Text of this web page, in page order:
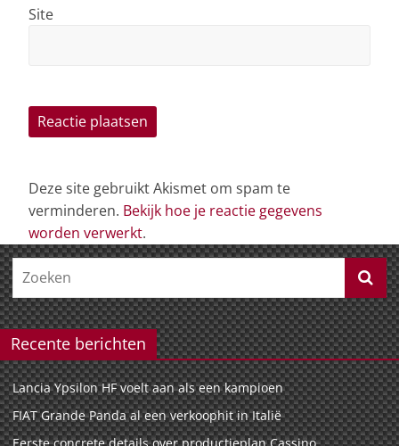
Site
Deze site gebruikt Akismet om spam te
verminderen. Bekijk hoe je reactie gegevens
worden verwerkt.
Recente berichten
Lancia Ypsilon HF voelt aan als een kampioen
FIAT Grande Panda al een verkoophit in Italië
Eerste concrete details over productieplan Cassino